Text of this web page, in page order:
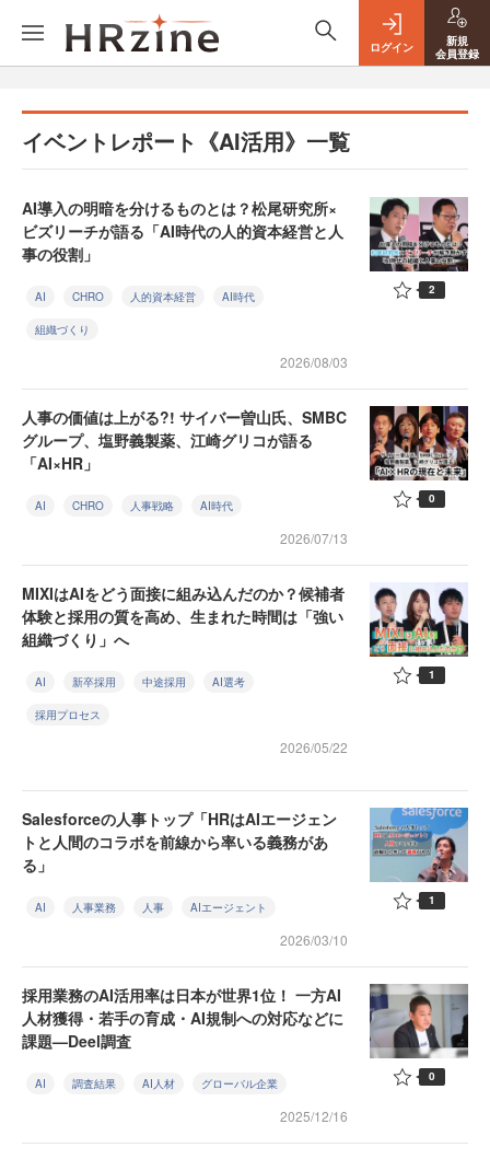
ログイン
新規
会員登録
イベントレポート《AI活用》一覧
AI導入の明暗を分けるものとは？松尾研究所×
ビズリーチが語る「AI時代の人的資本経営と人
事の役割」
AI CHRO 人的資本経営 AI時代
組織づくり
2026/08/03
2
人事の価値は上がる?! サイバー曽山氏、SMBC
グループ、塩野義製薬、江崎グリコが語る
「AI×HR」
AI CHRO 人事戦略 AI時代
2026/07/13
0
MIXIはAIをどう面接に組み込んだのか？候補者
体験と採用の質を高め、生まれた時間は「強い
組織づくり」へ
AI 新卒採用 中途採用 AI選考
採用プロセス
2026/05/22
1
Salesforceの人事トップ「HRはAIエージェン
トと人間のコラボを前線から率いる義務があ
る」
AI 人事業務 人事 AIエージェント
2026/03/10
1
採用業務のAI活用率は日本が世界1位！ 一方AI
人材獲得・若手の育成・AI規制への対応などに
課題—Deel調査
AI 調査結果 AI人材 グローバル企業
2025/12/16
0